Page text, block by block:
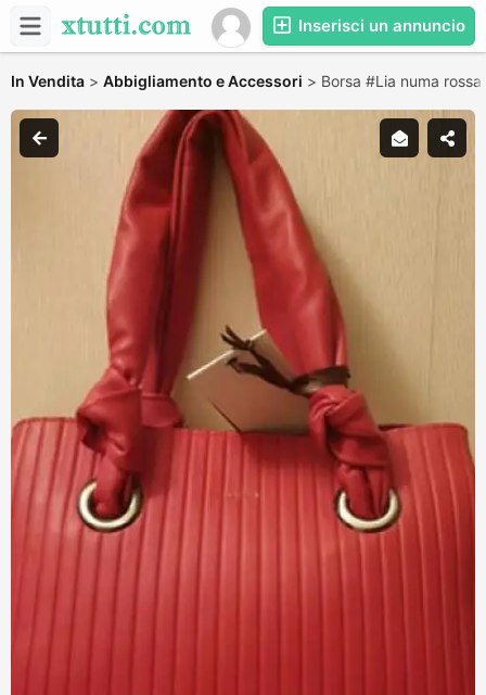
Inserisci un annuncio
In Vendita > Abbigliamento e Accessori > Borsa #Lia numa